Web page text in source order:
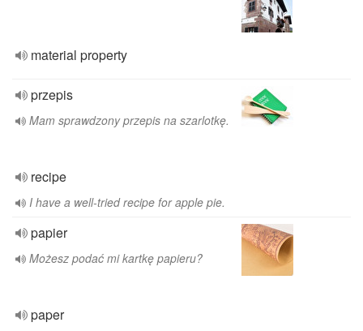
material property
przepis
Mam sprawdzony przepis na szarlotkę.
recipe
I have a well-tried recipe for apple pie.
papier
Możesz podać mi kartkę papieru?
paper